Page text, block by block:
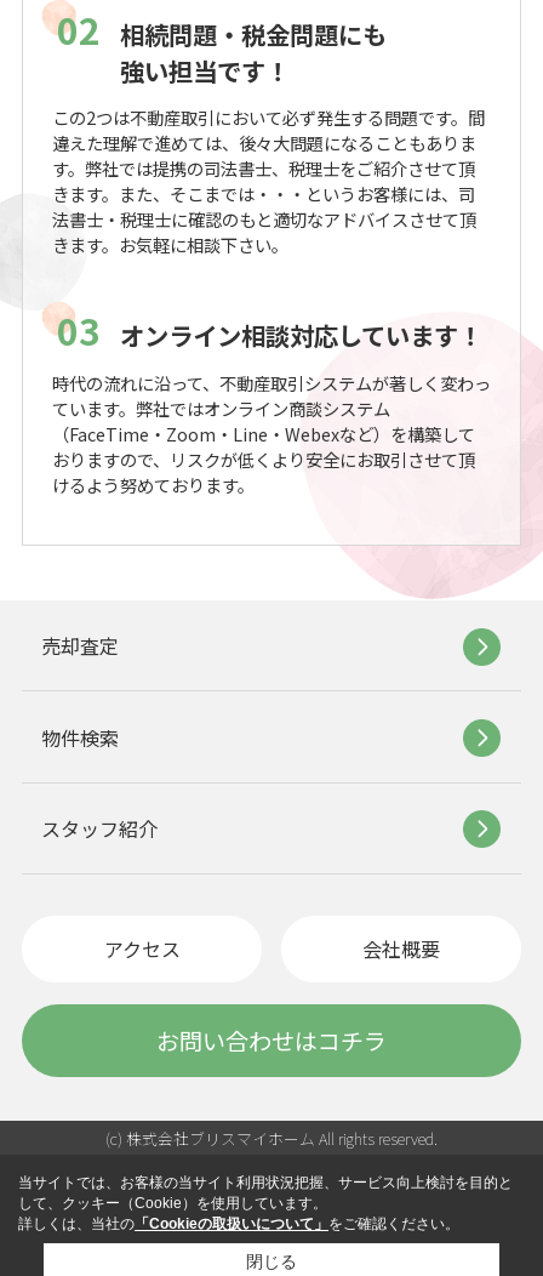
02 相続問題・税金問題にも
強い担当です！
この2つは不動産取引において必ず発生する問題です。間
違えた理解で進めては、後々大問題になることもありま
す。弊社では提携の司法書士、税理士をご紹介させて頂
きます。また、そこまでは・・・というお客様には、司
法書士・税理士に確認のもと適切なアドバイスさせて頂
きます。お気軽に相談下さい。
03 オンライン相談対応しています！
時代の流れに沿って、不動産取引システムが著しく変わっ
ています。弊社ではオンライン商談システム
（FaceTime・Zoom・Line・Webexなど）を構築して
おりますので、リスクが低くより安全にお取引させて頂
けるよう努めております。
売却査定
物件検索
スタッフ紹介
アクセス 会社概要
お問い合わせはコチラ
(c) 株式会社ブリスマイホーム All rights reserved.
当サイトでは、お客様の当サイト利用状況把握、サービス向上検討を目的と
して、クッキー（Cookie）を使用しています。
詳しくは、当社の 「Cookieの取扱いについて」 をご確認ください。
閉じる